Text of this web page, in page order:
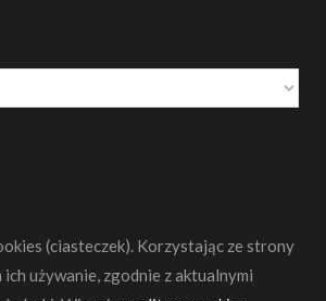
(ciasteczek). Korzystając ze strony
używanie, zgodnie z aktualnymi